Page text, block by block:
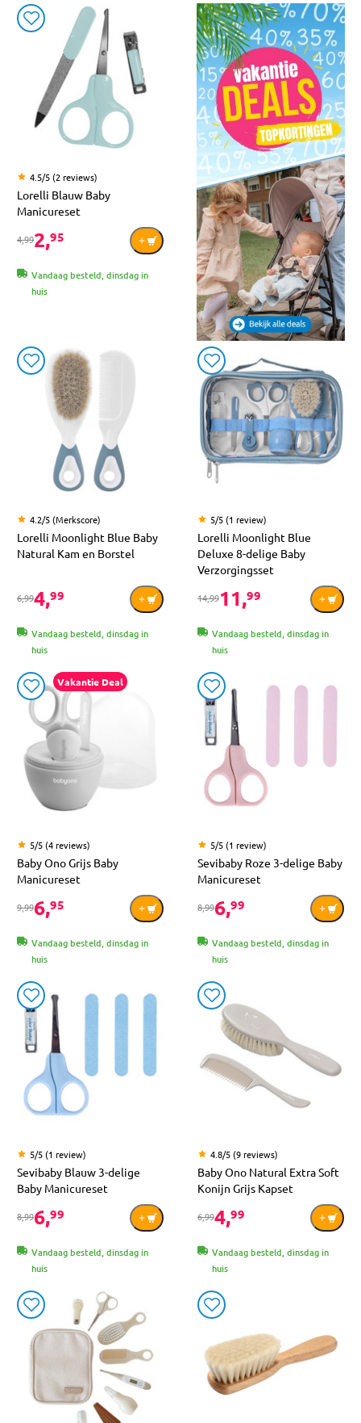
4.5/5 (2 reviews)
Lorelli Blauw Baby
Manicureset
4,992,95
Vandaag besteld, dinsdag in
huis
4.2/5 (Merkscore)
Lorelli Moonlight Blue Baby
Natural Kam en Borstel
6,994,99
Vandaag besteld, dinsdag in
huis
5/5 (1 review)
Lorelli Moonlight Blue
Deluxe 8-delige Baby
Verzorgingsset
14,9911,99
Vandaag besteld, dinsdag in
huis
Vakantie Deal
5/5 (4 reviews)
Baby Ono Grijs Baby
Manicureset
9,996,95
Vandaag besteld, dinsdag in
huis
5/5 (1 review)
Sevibaby Roze 3-delige Baby
Manicureset
8,996,99
Vandaag besteld, dinsdag in
huis
5/5 (1 review)
Sevibaby Blauw 3-delige
Baby Manicureset
8,996,99
Vandaag besteld, dinsdag in
huis
4.8/5 (9 reviews)
Baby Ono Natural Extra Soft
Konijn Grijs Kapset
6,994,99
Vandaag besteld, dinsdag in
huis